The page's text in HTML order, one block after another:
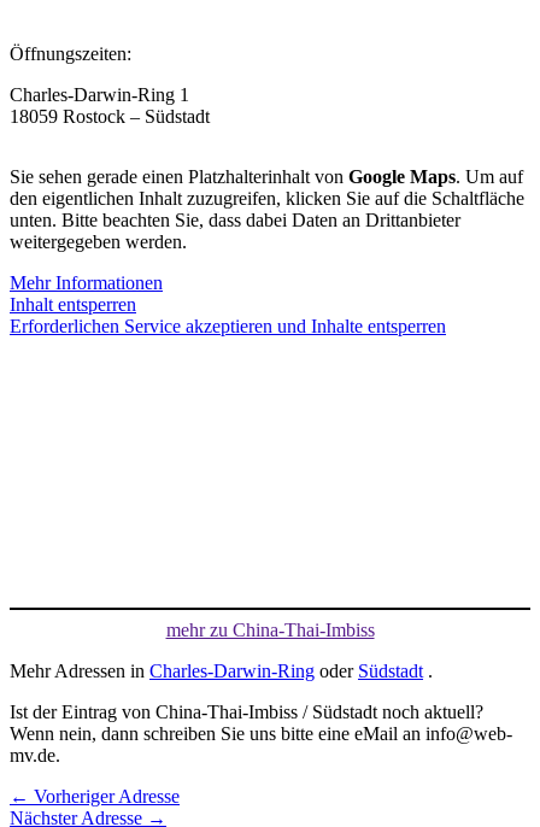
Öffnungszeiten:
Charles-Darwin-Ring 1
18059 Rostock – Südstadt
Sie sehen gerade einen Platzhalterinhalt von Google Maps. Um auf
den eigentlichen Inhalt zuzugreifen, klicken Sie auf die Schaltfläche
unten. Bitte beachten Sie, dass dabei Daten an Drittanbieter
weitergegeben werden.
Mehr Informationen
Inhalt entsperren
Erforderlichen Service akzeptieren und Inhalte entsperren
mehr zu China-Thai-Imbiss
Mehr Adressen in Charles-Darwin-Ring oder Südstadt .
Ist der Eintrag von China-Thai-Imbiss / Südstadt noch aktuell?
Wenn nein, dann schreiben Sie uns bitte eine eMail an info@web-
mv.de.
← Vorheriger Adresse
Nächster Adresse →